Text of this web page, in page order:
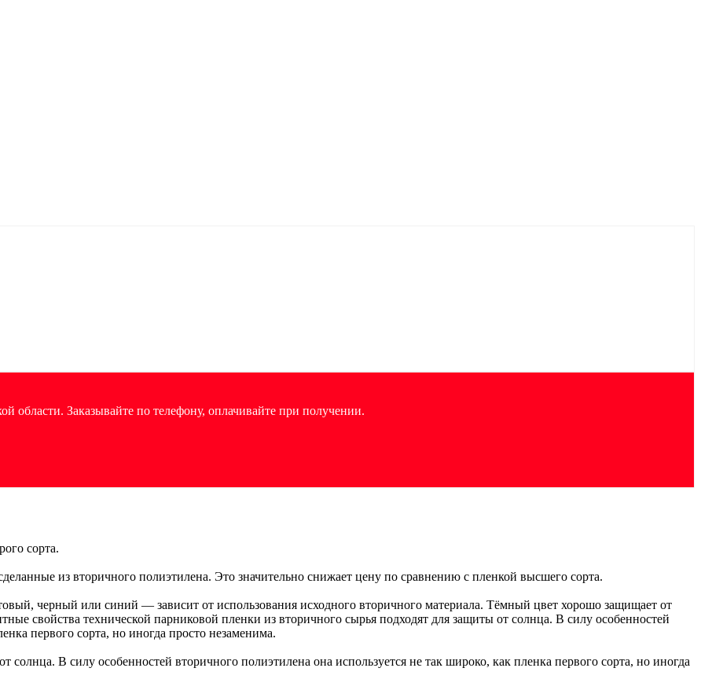
области. Заказывайте по телефону, оплачивайте при получении.
сорта.
из вторичного полиэтилена. Это значительно снижает цену по сравнению с пленкой высшего сорта.
черный или синий — зависит от использования исходного вторичного материала. Тёмный цвет хорошо защищает от
свойства технической парниковой пленки из вторичного сырья подходят для защиты от солнца. В силу особенностей
первого сорта, но иногда просто незаменима.
В силу особенностей вторичного полиэтилена она используется не так широко, как пленка первого сорта, но иногда